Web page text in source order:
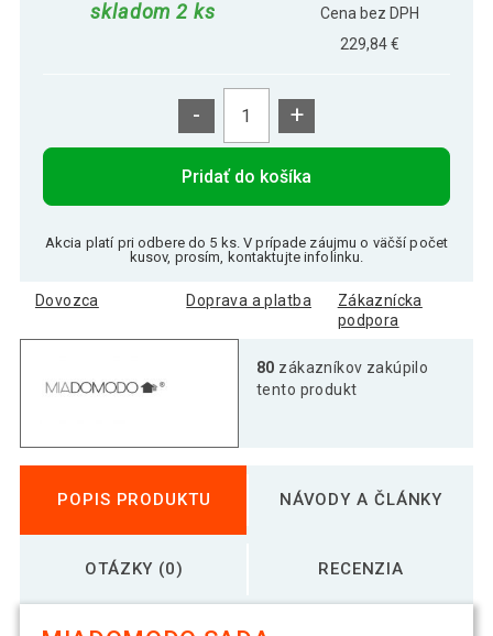
skladom 2 ks
Cena bez DPH
229,84 €
- +
Pridať do košíka
Akcia platí pri odbere do 5 ks. V prípade záujmu o väčší počet
kusov, prosím, kontaktujte infolinku.
Dovozca Doprava a platba
Zákaznícka
podpora
80 zákazníkov zakúpilo
tento produkt
POPIS PRODUKTU NÁVODY A ČLÁNKY
OTÁZKY (0) RECENZIA